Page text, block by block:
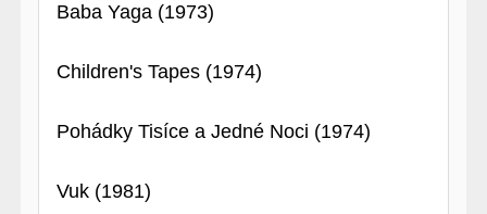
Baba Yaga (1973)
Children's Tapes (1974)
Pohádky Tisíce a Jedné Noci (1974)
Vuk (1981)